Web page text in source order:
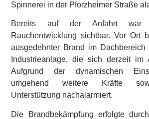
Spinnerei in der Pforzheimer Straße
Bereits auf der Anfahrt war
Rauchentwicklung sichtbar. Vor Ort
ausgedehnter Brand im Dachbereich
Industrieanlage, die sich derzeit im
Aufgrund der dynamischen
umgehend weitere Kräfte
Unterstützung nachalarmiert.
Die Brandbekämpfung erfolgte